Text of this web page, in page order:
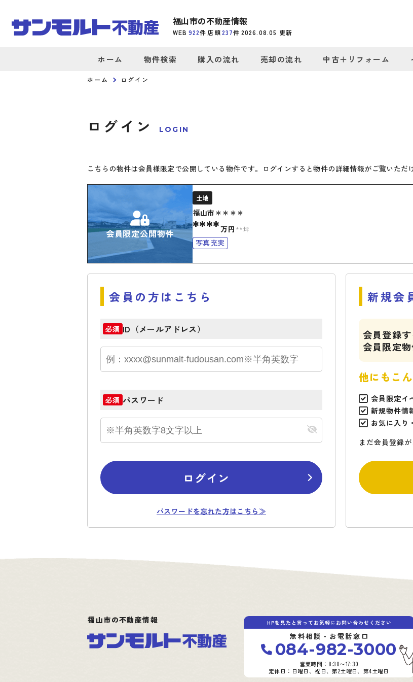
福山市の不動産情報
WEB 922件 店頭237件 2026.08.05 更新
ホーム 物件検索 購入の流れ 売却の流れ 中古＋リフォーム
ホーム ログイン
ログイン LOGIN
こちらの物件は会員様限定で公開している物件です。ログインすると物件の詳細情報がご覧いただ
会員限定公開物件
土地
福山市＊＊＊＊
****万円 **坪
写真充実
会員の方はこちら
必須 ID（メールアドレス）
必須 パスワード
ログイン
パスワードを忘れた方はこちら≫
新規会
会員登録
会員限定
他にもこ
会員限定イ
新規物件情
お気に入り
まだ会員登録
福山市の不動産情報 HPを見たと言ってお気軽にお問い合わせください
無料相談・お電話窓口
084-982-3000
営業時間：8:30〜17:30
定休日：日曜日、祝日、第2土曜日、第4土曜日